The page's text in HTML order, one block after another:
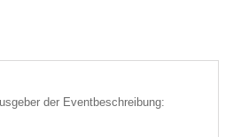
der Eventbeschreibung: